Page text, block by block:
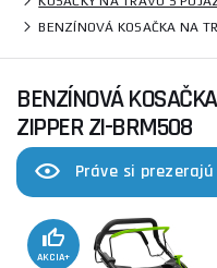
BENZÍNOVÁ KOSAČKA NA
BENZÍNOVÁ
ZIPPER ZI-BRM508
Práve si
AKCIA+